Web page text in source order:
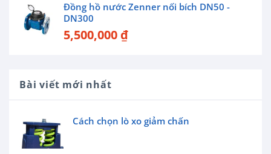
Đồng hồ nước Zenner nối bích DN50 -
DN300
5,500,000 ₫
Bài viết mới nhất
Cách chọn lò xo giảm chấn